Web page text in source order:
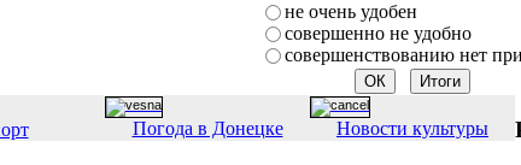
не очень удобен
совершенно не удобно
совершенствованию нет
Погода в Донецке Новости культуры